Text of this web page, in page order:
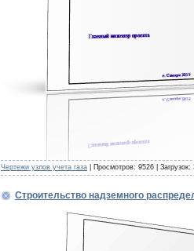
Чертежи узлов учета газа | Просмотров: 9526 |
Строительство надземного